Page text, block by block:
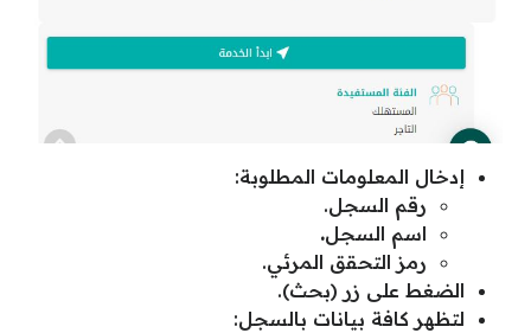
إدخال المعلومات المطلوبة:
رقم السجل.
اسم السجل.
رمز التحقق المرئي.
الضغط على زر (بحث).
لتظهر كافة بيانات بالسجل: